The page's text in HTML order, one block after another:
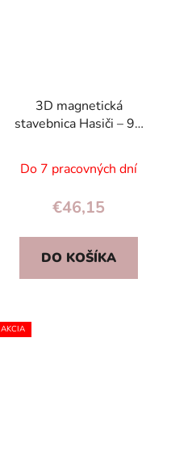
3D magnetická
stavebnica Hasiči – 92
magnetické kocky pre
deti
Do 7 pracovných dní
€46,15
DO KOŠÍKA
AKCIA